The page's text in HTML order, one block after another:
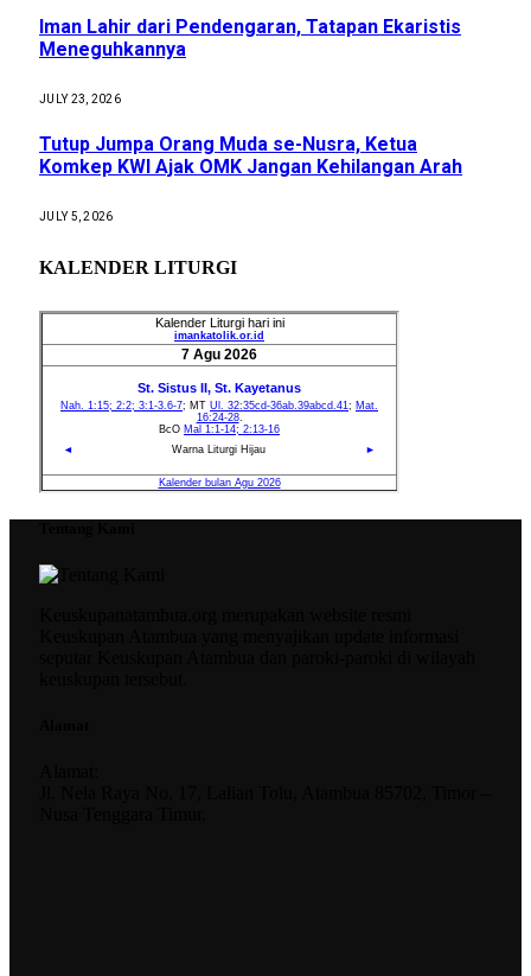
Iman Lahir dari Pendengaran, Tatapan Ekaristis
Meneguhkannya
JULY 23, 2026
Tutup Jumpa Orang Muda se-Nusra, Ketua
Komkep KWI Ajak OMK Jangan Kehilangan Arah
JULY 5, 2026
KALENDER LITURGI